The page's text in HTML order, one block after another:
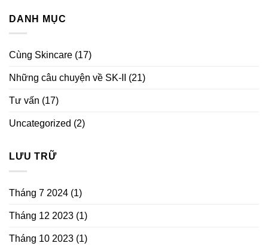
DANH MỤC
Cùng Skincare (17)
Những câu chuyện về SK-II (21)
Tư vấn (17)
Uncategorized (2)
LƯU TRỮ
Tháng 7 2024 (1)
Tháng 12 2023 (1)
Tháng 10 2023 (1)